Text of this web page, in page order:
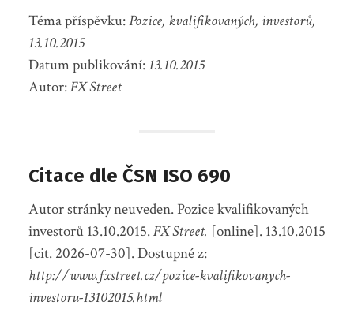
Téma příspěvku:Pozice, kvalifikovaných, investorů,
13.10.2015
Datum publikování: 13.10.2015
Autor:FX Street
Citace dle ČSN ISO 690
Autor stránky neuveden. Pozice kvalifikovaných
investorů 13.10.2015.FX Street. [online]. 13.10.2015
[cit. 2026-07-30]. Dostupné z:
http://www.fxstreet.cz/pozice-kvalifikovanych-
investoru-13102015.html